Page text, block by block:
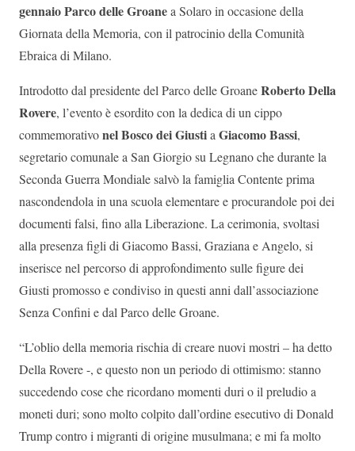
gennaioParco delle Groanea Solaro in occasione della
Giornata della Memoria, con il patrocinio della Comunità
Ebraica di Milano.
Introdotto dal presidente del Parco delle GroaneRoberto Della
Rovere, l’evento è esordito con la dedica di un cippo
commemorativonel Bosco dei Giustia Giacomo Bassi,
segretario comunale a San Giorgio su Legnano che durante la
Seconda Guerra Mondiale salvò la famiglia Contente prima
nascondendola in una scuola elementare e procurandole poi dei
documenti falsi, fino alla Liberazione. La cerimonia, svoltasi
alla presenza figli di Giacomo Bassi, Graziana e Angelo, si
inserisce nel percorso di approfondimento sulle figure dei
Giusti promosso e condiviso in questi anni dall’associazione
Senza Confini e dal Parco delle Groane.
“L’oblio della memoria rischia di creare nuovi mostri – ha detto
Della Rovere -, e questo non un periodo di ottimismo: stanno
succedendo cose che ricordano momenti duri o il preludio a
moneti duri; sono molto colpito dall’ordine esecutivo di Donald
Trump contro i migranti di origine musulmana; e mi fa molto